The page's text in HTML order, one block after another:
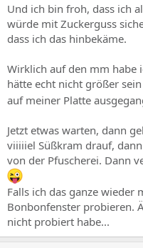
Und ich bin froh, dass ich
würde mit Zuckerguss
dass ich das hinbekäme.
Wirklich auf den mm habe
hätte echt nicht größer
auf meiner Platte
Jetzt etwas warten, dann
viiiiiel Süßkram drauf,
von der Pfuscherei. Dann
Falls ich das ganze wieder
Bonbonfenster probieren.
nicht probiert habe...